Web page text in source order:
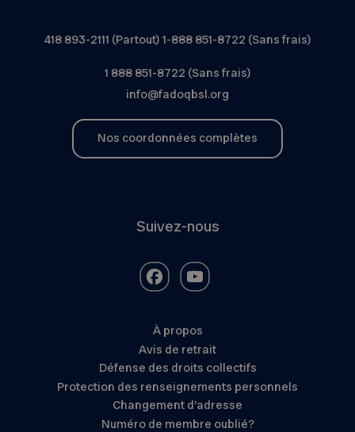
418 893-2111 (Partout) 1-888 851-8722 (Sans frais)
1 888 851-8722 (Sans frais)
info@fadoqbsl.org
Nos coordonnées complètes
Suivez-nous
À propos
Avis de retrait
Défense des droits collectifs
Protection des renseignements personnels
Changement d’adresse
Numéro de membre oublié?